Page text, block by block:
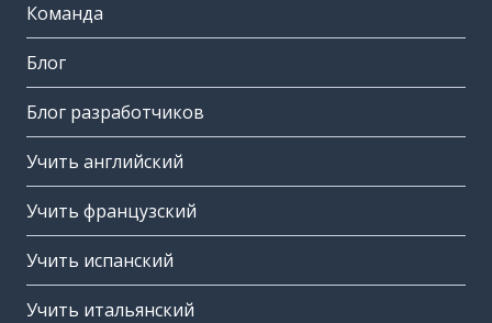
Команда
Блог
Блог разработчиков
Учить английский
Учить французский
Учить испанский
Учить итальянский